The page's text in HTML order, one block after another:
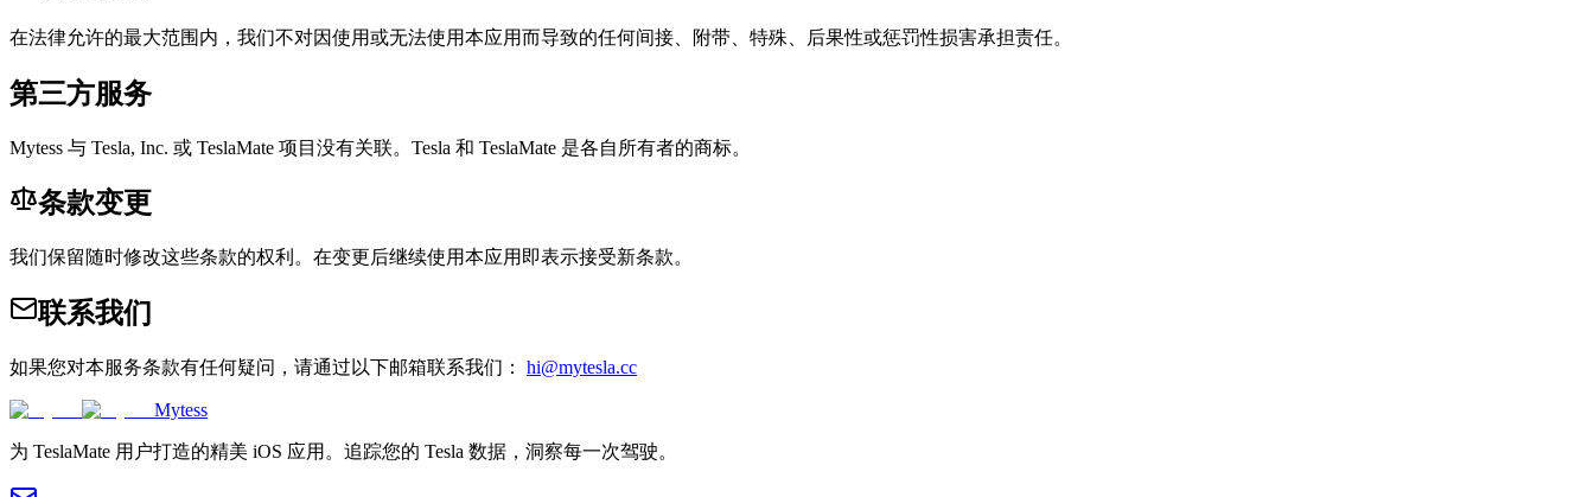
在法律允许的最大范围内，我们不对因使用或无法使用本应用而导致的任何间接、附带、特殊、后果性或惩罚性损害承担责任。
第三方服务
Mytess 与 Tesla, Inc. 或 TeslaMate 项目没有关联。Tesla 和 TeslaMate 是各自所有者的商标。
条款变更
我们保留随时修改这些条款的权利。在变更后继续使用本应用即表示接受新条款。
联系我们
如果您对本服务条款有任何疑问，请通过以下邮箱联系我们： hi@mytesla.cc
Mytess
为 TeslaMate 用户打造的精美 iOS 应用。追踪您的 Tesla 数据，洞察每一次驾驶。